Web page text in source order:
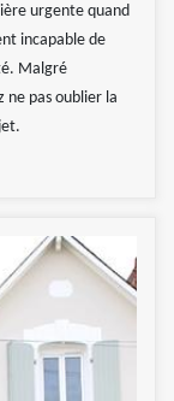
urgente quand
incapable de
Malgré
ne pas oublier la